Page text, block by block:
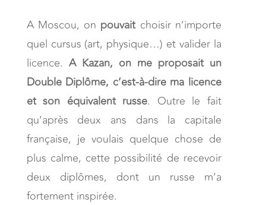
A Moscou, on pouvaitchoisir n’importe
quel cursus (art, physique…) et valider la
licence. A Kazan, on me proposait un
Double Diplôme, c’est-à-dire ma licence
et son équivalent russe. Outre le fait
qu’après deux ans dans la capitale
française, je voulais quelque chose de
plus calme, cette possibilité de recevoir
deux diplômes, dont un russe m’a
fortement inspirée.